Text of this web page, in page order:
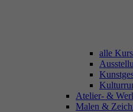
alle
Atelier- &
Malen &